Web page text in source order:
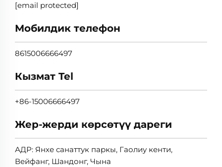
[email protected]
Мобилдик телефон
8615006666497
Кызмат Tel
+86-15006666497
Жер-жерди көрсөтүү дареги
АДР: Янхе санаттук паркы, Гаолиу кенти,
Вейфанг, Шандонг, Чына